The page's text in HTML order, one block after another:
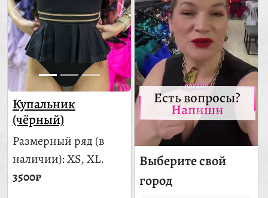
Есть вопросы?
Напиши
Выберите свой
город
Купальник
(чёрный)
Размерный ряд (в
наличии): XS, XL.
3500₽